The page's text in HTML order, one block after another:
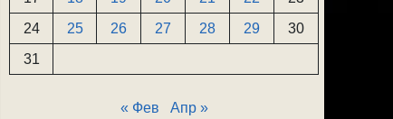
24
25 26 27 28 29
30
31
« Фев Апр »